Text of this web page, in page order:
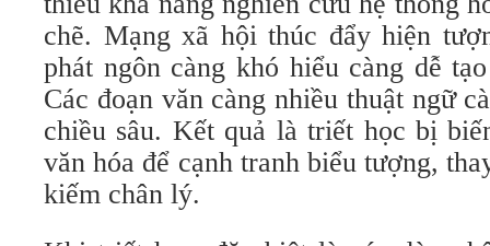
chẽ. Mạng xã hội thúc đẩy hiện
phát ngôn càng khó hiểu càng dễ
Các đoạn văn càng nhiều thuật ngữ
chiều sâu. Kết quả là triết học bị
văn hóa để cạnh tranh biểu tượng,
kiếm chân lý.